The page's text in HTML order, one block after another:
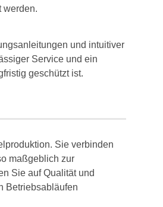
werden.
und intuitiver
Service und ein
geschützt ist.
Sie verbinden
maßgeblich zur
Sie auf Qualität und
Betriebsabläufen